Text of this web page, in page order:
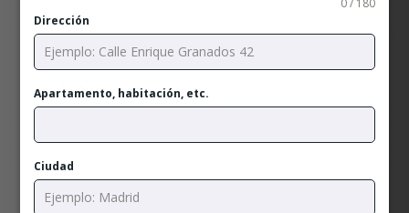
0 / 180
Dirección
Apartamento, habitación, etc.
Ciudad